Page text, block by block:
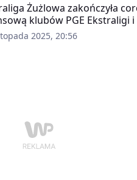
Żużlowa zakończyła
klubów PGE Ekstraligi i
Wyniki przyniosły dobrą
z Wielkopolski: wszystkie
2025, 20:56